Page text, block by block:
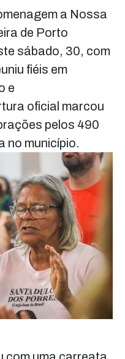
a Nossa
de Porto
sábado, 30, com
fiéis em
e
oficial marcou
pelos 490
no município.